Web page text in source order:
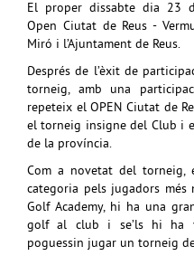
El proper dissabte dia 23
Open Ciutat de Reus -
Miró i l’Ajuntament de Reus.
Després de l’èxit de
torneig, amb una
repeteix el OPEN Ciutat de
el torneig insigne del Club i
de la província.
Com a novetat del torneig,
categoria pels jugadors més
Golf Academy, hi ha una
golf al club i se’ls hi ha
poguessin jugar un torneig